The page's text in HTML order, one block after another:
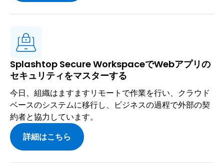
Splashtop Secure WorkspaceでWebアプリの
セキュリティをマスターする
今日、組織はますますリモートで作業を行い、クラウド
ベースのシステムに移行し、ビジネスの過程で外部の契
約者と協力しています。
詳細はこちら